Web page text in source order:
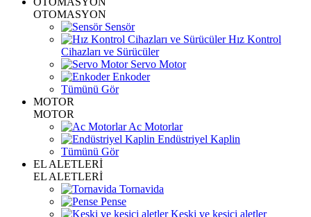
OTOMASYON
Sensör
Hız Kontrol
Cihazları ve Sürücüler
Servo Motor
Enkoder
Tümünü Gör
MOTOR
MOTOR
Ac Motorlar
Endüstriyel Kaplin
Tümünü Gör
EL ALETLERİ
EL ALETLERİ
Tornavida
Pense
Keski ve kesici aletler